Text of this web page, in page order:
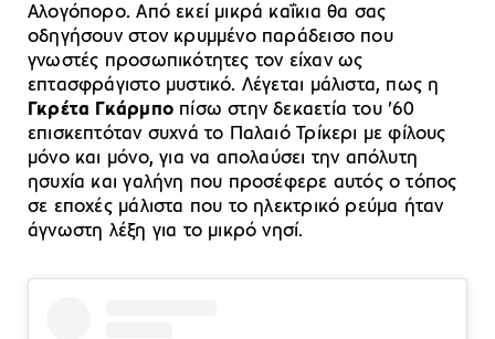
Αλογόπορο. Από εκεί μικρά καΐκια θα σας
οδηγήσουν στον κρυμμένο παράδεισο που
γνωστές προσωπικότητες τον είχαν ως
επτασφράγιστο μυστικό. Λέγεται μάλιστα, πως η
Γκρέτα Γκάρμποπίσω στην δεκαετία του ’60
επισκεπτόταν συχνά το Παλαιό Τρίκερι με φίλους
μόνο και μόνο, για να απολαύσει την απόλυτη
ησυχία και γαλήνη που προσέφερε αυτός ο τόπος
σε εποχές μάλιστα που το ηλεκτρικό ρεύμα ήταν
άγνωστη λέξη για το μικρό νησί.